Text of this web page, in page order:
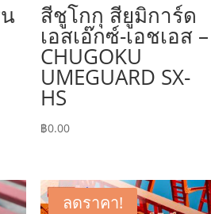
สีชูโกกุ สียูมิการ์ด
เอสเอ๊กซ์-เอชเอส –
CHUGOKU
UMEGUARD SX-
HS
฿0.00
ลดราคา!